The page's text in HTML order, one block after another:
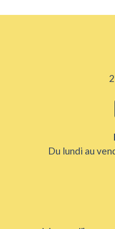
Du lundi au